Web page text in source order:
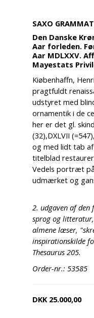
SAXO
Den Danske
Aar forleden.
Aar MDLXXV.
Mayestats
Kiøbenhaffn,
pragtfuldt
udstyret med
ornamentik i de
her er det gl.
(32),DXLVII
og med lidt tab
titelblad
Vedels portræt
udmærket og
2. udgaven af den
sprog og
almene læser,
inspirationskilde
Thesaurus 205.
Order-nr.: 53585
DKK 25.000,00